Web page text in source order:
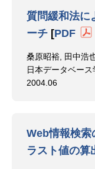
質問緩和法に
ーチ [PDF
桑原昭裕, 田中浩
日本データベー
2004.06
Web情報検索
ラスト値の算